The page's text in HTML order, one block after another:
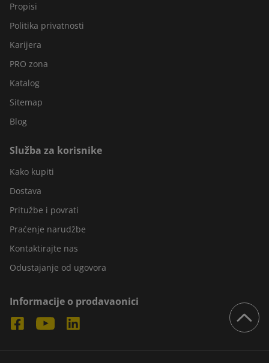
Propisi
Politika privatnosti
Karijera
PRO zona
Katalog
Sitemap
Blog
Služba za korisnike
Kako kupiti
Dostava
Pritužbe i povrati
Praćenje narudžbe
Kontaktirajte nas
Odustajanje od ugovora
Informacije o prodavaonici